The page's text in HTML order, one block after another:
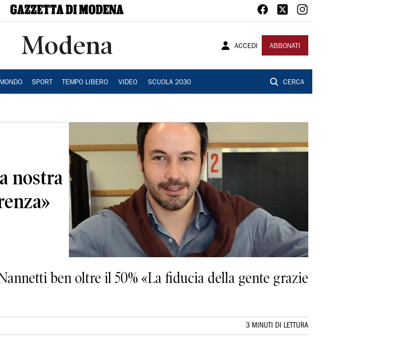
Modena ACCEDI ABBONATI
SPORT TEMPO LIBERO VIDEO SCUOLA 2030 CERCA
nostra
ben oltre il 50% «La fiducia della gente grazie
3 MINUTI DI LETTURA